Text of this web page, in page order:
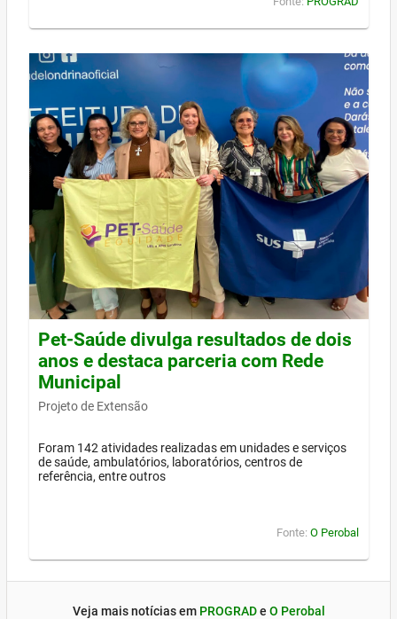
Pet-Saúde divulga resultados de dois
anos e destaca parceria com Rede
Municipal
Projeto de Extensão
Foram 142 atividades realizadas em unidades e serviços
de saúde, ambulatórios, laboratórios, centros de
referência, entre outros
Fonte: O Perobal
Veja mais notícias em PROGRADe O Perobal